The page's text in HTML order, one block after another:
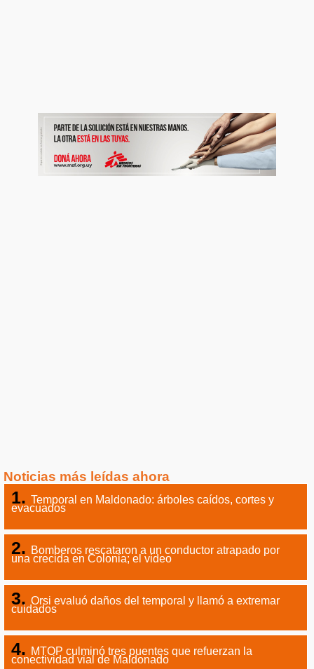
Noticias más leídas ahora
Temporal en Maldonado: árboles caídos, cortes y
evacuados
Bomberos rescataron a un conductor atrapado por
una crecida en Colonia; el video
Orsi evaluó daños del temporal y llamó a extremar
cuidados
MTOP culminó tres puentes que refuerzan la
conectividad vial de Maldonado